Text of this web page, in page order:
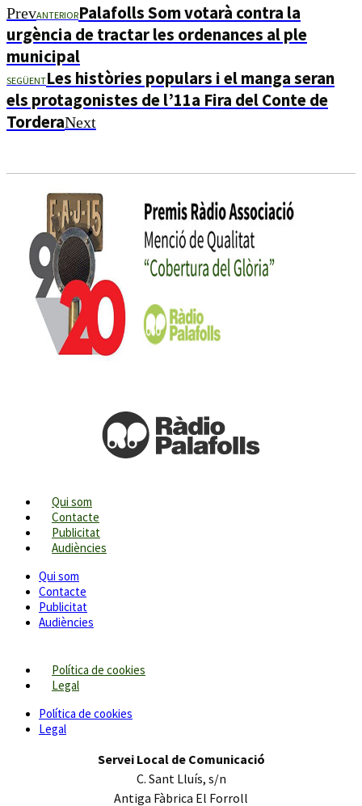
PrevANTERIORPalafolls Som votarà contra la
urgència de tractar les ordenances al ple
municipal
SEGÜENTLes històries populars i el manga seran
els protagonistes de l’11a Fira del Conte de
TorderaNext
Qui som
Contacte
Publicitat
Audiències
Qui som
Contacte
Publicitat
Audiències
Política de cookies
Legal
Política de cookies
Legal
Servei Local de Comunicació
C. Sant Lluís, s/n
Antiga Fàbrica El Forroll